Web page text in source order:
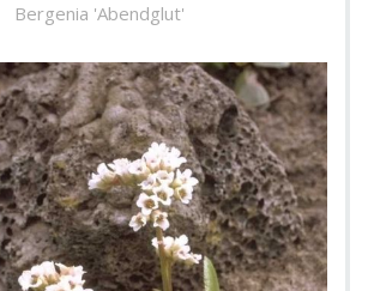
Bergenia 'Abendglut'